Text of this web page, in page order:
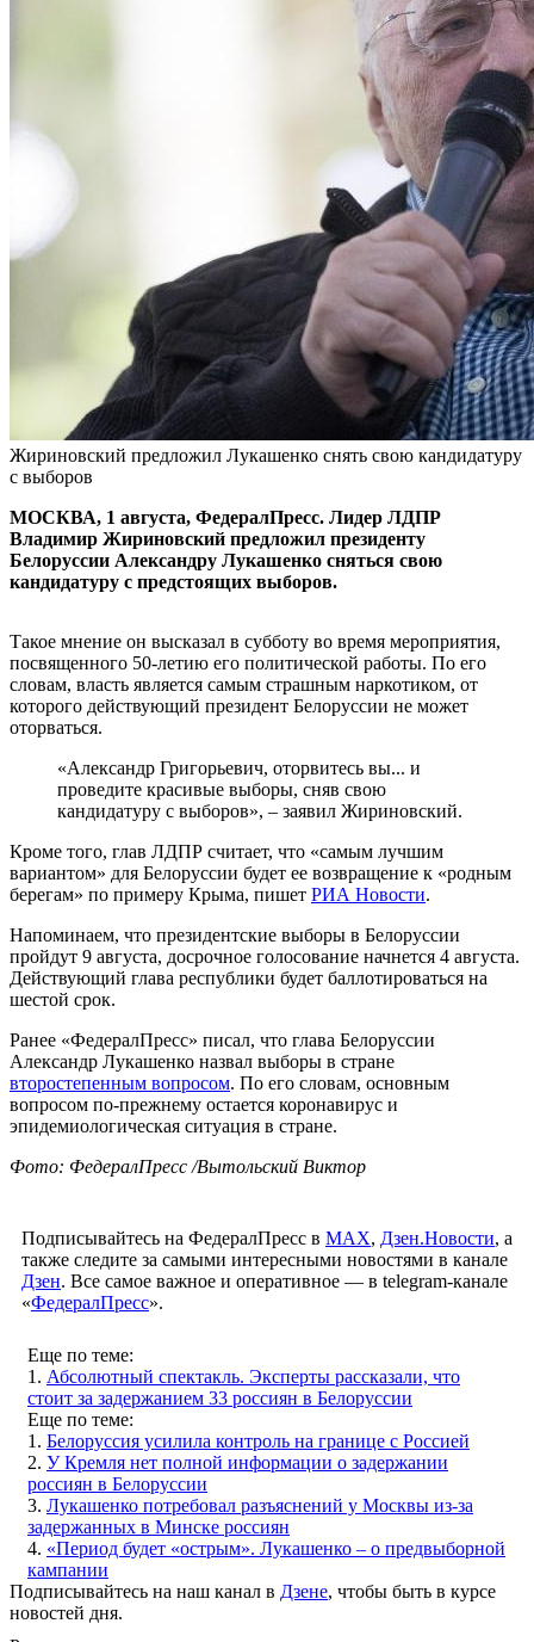
Жириновский предложил Лукашенко снять свою кандидатуру
с выборов
МОСКВА, 1 августа, ФедералПресс. Лидер ЛДПР
Владимир Жириновский предложил президенту
Белоруссии Александру Лукашенко сняться свою
кандидатуру с предстоящих выборов.
Такое мнение он высказал в субботу во время мероприятия,
посвященного 50-летию его политической работы. По его
словам, власть является самым страшным наркотиком, от
которого действующий президент Белоруссии не может
оторваться.
«Александр Григорьевич, оторвитесь вы... и
проведите красивые выборы, сняв свою
кандидатуру с выборов», – заявил Жириновский.
Кроме того, глав ЛДПР считает, что «самым лучшим
вариантом» для Белоруссии будет ее возвращение к «родным
берегам» по примеру Крыма, пишет РИА Новости.
Напоминаем, что президентские выборы в Белоруссии
пройдут 9 августа, досрочное голосование начнется 4 августа.
Действующий глава республики будет баллотироваться на
шестой срок.
Ранее «ФедералПресс» писал, что глава Белоруссии
Александр Лукашенко назвал выборы в стране
второстепенным вопросом. По его словам, основным
вопросом по-прежнему остается коронавирус и
эпидемиологическая ситуация в стране.
Фото: ФедералПресс /Вытольский Виктор
Подписывайтесь на ФедералПресс в МАХ, Дзен.Новости, а
также следите за самыми интересными новостями в канале
Дзен. Все самое важное и оперативное — в telegram-канале
«ФедералПресс».
Еще по теме:
1. Абсолютный спектакль. Эксперты рассказали, что
стоит за задержанием 33 россиян в Белоруссии
Еще по теме:
1. Белоруссия усилила контроль на границе с Россией
2. У Кремля нет полной информации о задержании
россиян в Белоруссии
3. Лукашенко потребовал разъяснений у Москвы из-за
задержанных в Минске россиян
4. «Период будет «острым». Лукашенко – о предвыборной
кампании
Подписывайтесь на наш канал в Дзене, чтобы быть в курсе
новостей дня.